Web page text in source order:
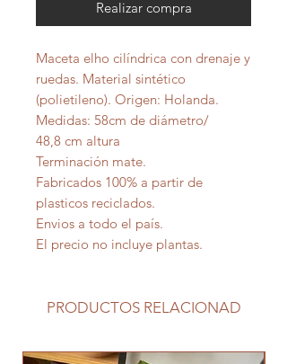
Realizar compra
Maceta elho cilíndrica con drenaje y
ruedas. Material sintético
(polietileno). Origen: Holanda.
Medidas: 58cm de diámetro/
48,8 cm altura
Terminación mate.
Fabricados 100% a partir de
plasticos reciclados.
Envios a todo el país.
El precio no incluye plantas.
PRODUCTOS RELACIONAD